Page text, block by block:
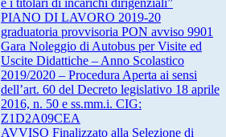
e i titolari di incarichi dirigenziali”
PIANO DI LAVORO 2019-20
graduatoria provvisoria PON avviso 9901
Gara Noleggio di Autobus per Visite ed
Uscite Didattiche – Anno Scolastico
2019/2020 – Procedura Aperta ai sensi
dell’art. 60 del Decreto legislativo 18 aprile
2016, n. 50 e ss.mm.i. CIG:
Z1D2A09CEA
AVVISO Finalizzato alla Selezione di